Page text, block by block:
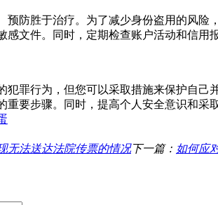
防胜于治疗。为了减少身份盗用的风险
感文件。同时，定期检查账户活动和信用
犯罪行为，但您可以采取措施来保护自
重要步骤。同时，提高个人安全意识和采
无法送达法院传票的情况下一篇： 如何应